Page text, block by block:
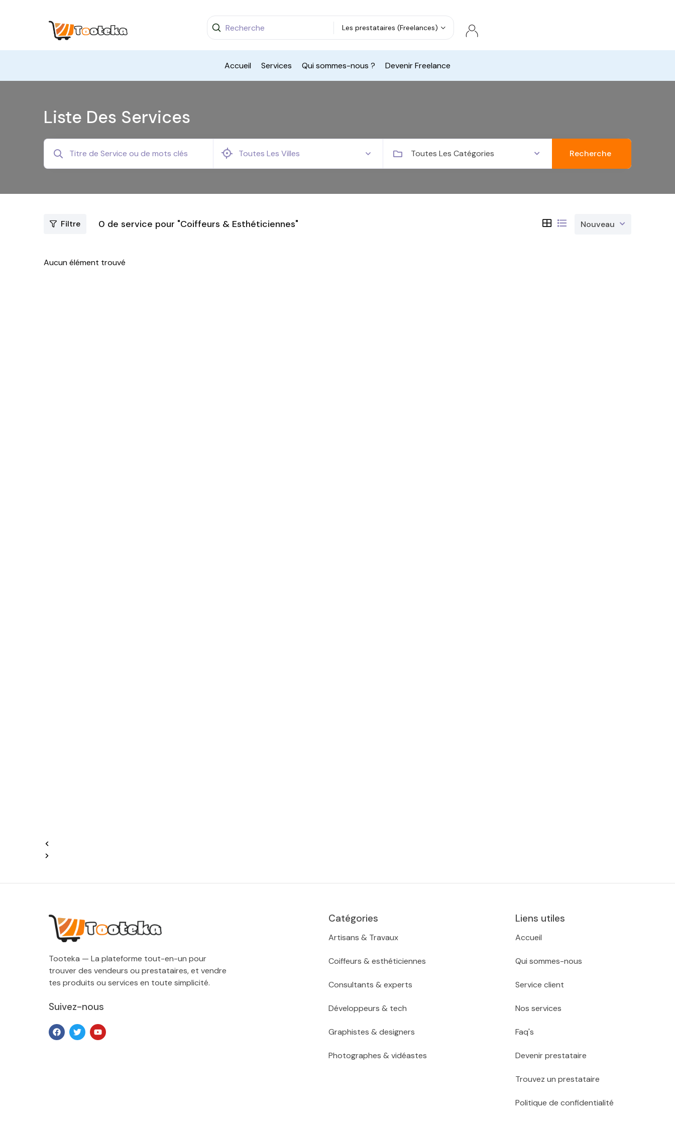
Les prestataires (Freelances)
Accueil Services Qui sommes-nous ? Devenir Freelance
Liste Des Services
Toutes Les Catégories Recherche
Filtre 0 de service pour "Coiffeurs & Esthéticiennes" Nouveau
Aucun élément trouvé
Tooteka — La plateforme tout-en-un pour
trouver des vendeurs ou prestataires, et vendre
tes produits ou services en toute simplicité.
Suivez-nous
Catégories
Artisans & Travaux
Coiffeurs & esthéticiennes
Consultants & experts
Développeurs & tech
Graphistes & designers
Photographes & vidéastes
Liens utiles
Accueil
Qui sommes-nous
Service client
Nos services
Faq's
Devenir prestataire
Trouvez un prestataire
Politique de confidentialité